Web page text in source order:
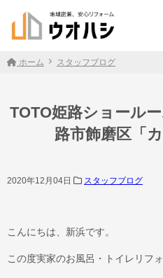
ホーム スタッフブログ
TOTO姫路ショール
路市飾磨区「
2020年12月04日 スタッフブログ
こんにちは、新浜です。
この度実家のお風呂・トイレリフ